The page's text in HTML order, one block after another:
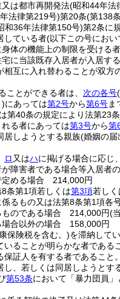
は都市再開発法(昭和44年法
法律第219号)第20条(第138
和36年法律第150号)第2条に
している者(以下この号にお
体の機能上の制限を受ける
に当該既存入居者が入居す
互に入れ替わることが双方
ことができる者は、 次の各号
)にあっては第2号から第6号ま
第40条の規定により法第23
る者にあっては第3号から第
居しようとする親族(婚姻の届
ロ 又はハに掲げる場合に応じ
が障害者である場合等入居者
定める場合 214,000円
条第1項若しくは第3項若し
るもの又は法第8条第1項各
ものである場合 214,000円(
場合以外の場合 158,000円
保険税を含む。)を滞納して
ることが明らかな者である
証人を有する者であること。
し、若しくは同居しようと
第53条において「暴力団員」